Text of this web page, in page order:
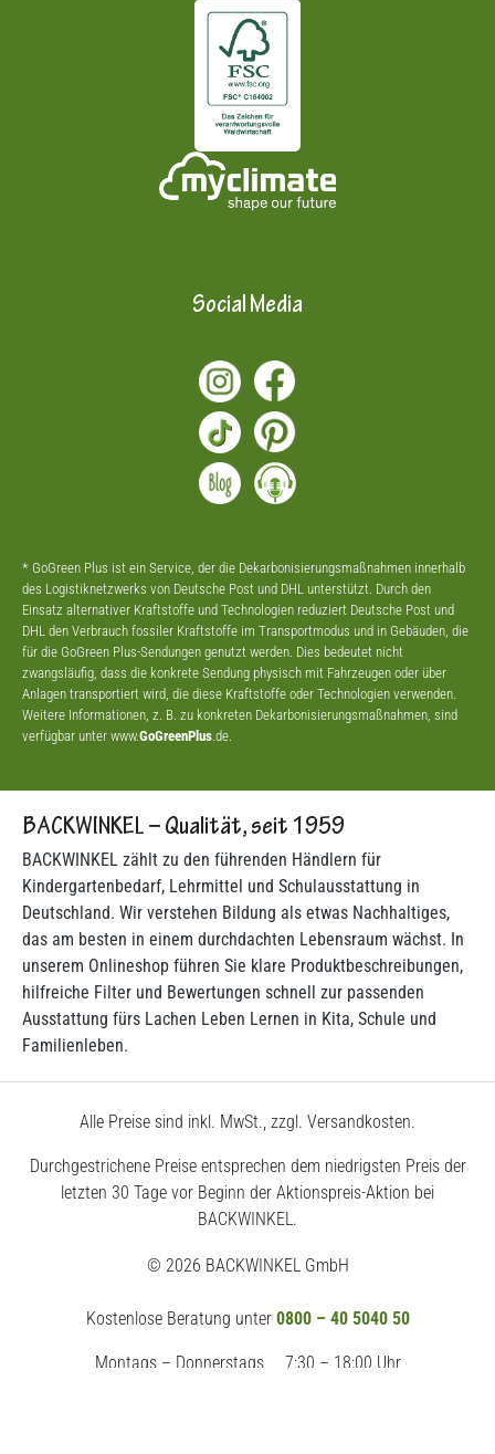
Social Media
* GoGreen Plus ist ein Service, der die Dekarbonisierungsmaßnahmen innerhalb
des Logistiknetzwerks von Deutsche Post und DHL unterstützt. Durch den
Einsatz alternativer Kraftstoffe und Technologien reduziert Deutsche Post und
DHL den Verbrauch fossiler Kraftstoffe im Transportmodus und in Gebäuden, die
für die GoGreen Plus-Sendungen genutzt werden. Dies bedeutet nicht
zwangsläufig, dass die konkrete Sendung physisch mit Fahrzeugen oder über
Anlagen transportiert wird, die diese Kraftstoffe oder Technologien verwenden.
Weitere Informationen, z. B. zu konkreten Dekarbonisierungsmaßnahmen, sind
verfügbar unter www.GoGreenPlus .de.
BACKWINKEL – Qualität, seit 1959
BACKWINKEL zählt zu den führenden Händlern für
Kindergartenbedarf, Lehrmittel und Schulausstattung in
Deutschland. Wir verstehen Bildung als etwas Nachhaltiges,
das am besten in einem durchdachten Lebensraum wächst. In
unserem Onlineshop führen Sie klare Produktbeschreibungen,
hilfreiche Filter und Bewertungen schnell zur passenden
Ausstattung fürs Lachen Leben Lernen in Kita, Schule und
Familienleben.
Alle Preise sind inkl. MwSt., zzgl. Versandkosten.
Durchgestrichene Preise entsprechen dem niedrigsten Preis der
letzten 30 Tage vor Beginn der Aktionspreis-Aktion bei
BACKWINKEL.
© 2026 BACKWINKEL GmbH
Kostenlose Beratung unter 0800 – 40 5040 50
Montags – Donnerstags
7:30 – 18:00 Uhr